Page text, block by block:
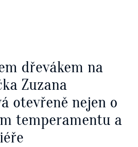
dřevákem na
Zuzana
otevřeně nejen o
temperamentu a